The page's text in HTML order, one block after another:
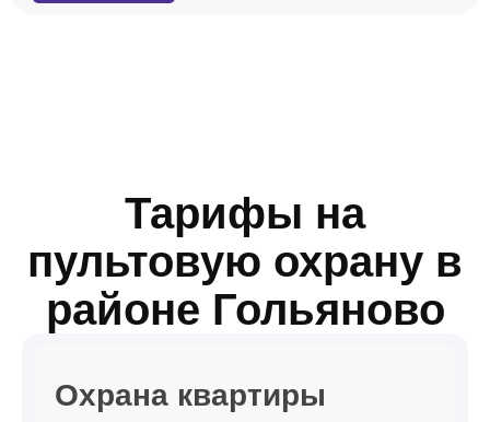
Тарифы на
пультовую охрану в
районе Гольяново
Охрана квартиры